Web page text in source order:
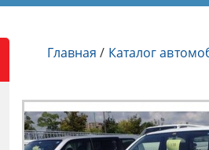
Главная / Каталог